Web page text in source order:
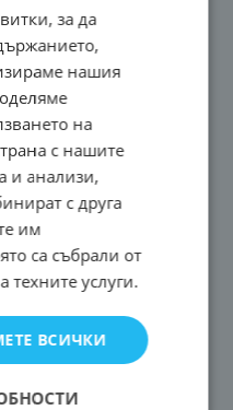
за да
нашия
на
с нашите
и анализи,
с друга
им
са събрали от
техните услуги.
ВСИЧКИ